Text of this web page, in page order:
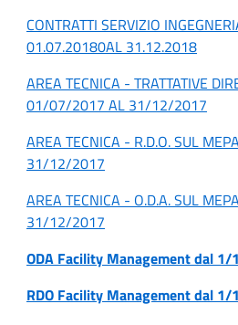
CONTRATTI SERVIZIO
01.07.20180AL 31.12.2018
AREA TECNICA - TRATTATIVE
01/07/2017 AL 31/12/2017
AREA TECNICA - R.D.O. SUL
31/12/2017
AREA TECNICA - O.D.A. SUL
31/12/2017
ODA Facility Management dal
RDO Facility Management dal